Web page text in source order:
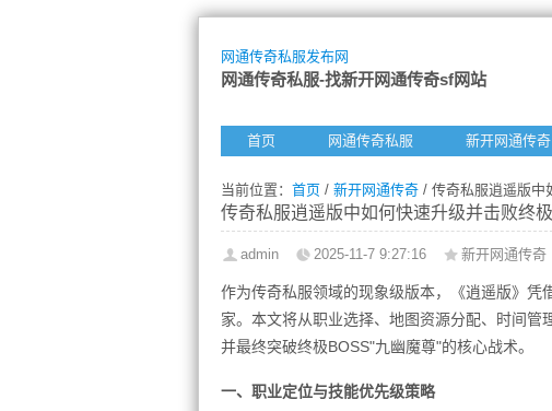
网通传奇私服发布网
网通传奇私服-找新开网通传奇sf网站
首页 网通传奇私服 新开网通传奇
当前位置： 首页 / 新开网通传奇 / 传奇私服逍遥版中
传奇私服逍遥版中如何快速升级并击败终极
admin 2025-11-7 9:27:16 新开网通传奇
作为传奇私服领域的现象级版本，《逍遥版》
家。本文将从职业选择、地图资源分配、时间管
并最终突破终极BOSS"九幽魔尊"的核心战术。
一、职业定位与技能优先级策略